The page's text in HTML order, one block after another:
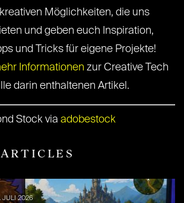
Möglichkeiten, die uns
und geben euch Inspiration,
und Tricks für eigene Projekte!
Informationen zur Creative Tech
darin enthaltenen Artikel.
Stock via adobestock
JULI 2026